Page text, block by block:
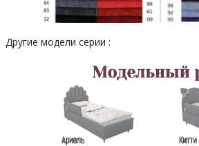
Другие модели серии :